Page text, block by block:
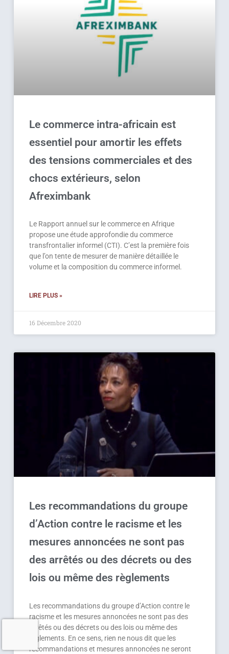
Le commerce intra-africain est
essentiel pour amortir les effets
des tensions commerciales et des
chocs extérieurs, selon
Afreximbank
Le Rapport annuel sur le commerce en Afrique
propose une étude approfondie du commerce
transfrontalier informel (CTI). C’est la première fois
que l’on tente de mesurer de manière détaillée le
volume et la composition du commerce informel.
LIRE PLUS »
16 Décembre 2020
Les recommandations du groupe
d’Action contre le racisme et les
mesures annoncées ne sont pas
des arrêtés ou des décrets ou des
lois ou même des règlements
Les recommandations du groupe d’Action contre le
racisme et les mesures annoncées ne sont pas des
arrêtés ou des décrets ou des lois ou même des
règlements. En ce sens, rien ne nous dit que les
recommandations et mesures annoncées ne seront